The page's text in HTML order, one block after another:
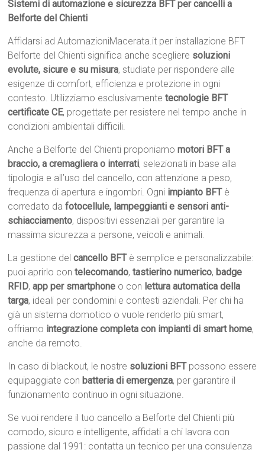
Sistemi di automazione e sicurezza BFT per cancelli a
Belforte del Chienti
Affidarsi ad AutomazioniMacerata.it per installazione BFT
Belforte del Chienti significa anche scegliere soluzioni
evolute, sicure e su misura, studiate per rispondere alle
esigenze di comfort, efficienza e protezione in ogni
contesto. Utilizziamo esclusivamentetecnologie BFT
certificate CE, progettate per resistere nel tempo anche in
condizioni ambientali difficili.
Anche a Belforte del Chienti proponiamomotori BFT a
braccio, a cremagliera o interrati, selezionati in base alla
tipologia e all’uso del cancello, con attenzione a peso,
frequenza di apertura e ingombri. Ogni impianto BFTè
corredato dafotocellule, lampeggianti e sensori anti-
schiacciamento, dispositivi essenziali per garantire la
massima sicurezza a persone, veicoli e animali.
La gestione delcancello BFTè semplice e personalizzabile:
puoi aprirlo contelecomando,tastierino numerico, badge
RFID,app per smartphone o con lettura automatica della
targa, ideali per condomini e contesti aziendali. Per chi ha
già un sistema domotico o vuole renderlo più smart,
offriamo integrazione completa con impianti di smart home,
anche da remoto.
In caso di blackout, le nostre soluzioni BFTpossono essere
equipaggiate con batteria di emergenza, per garantire il
funzionamento continuo in ogni situazione.
Se vuoi rendere il tuo cancello a Belforte del Chienti più
comodo, sicuro e intelligente, affidati a chi lavora con
passione dal 1991: contatta un tecnico per una consulenza